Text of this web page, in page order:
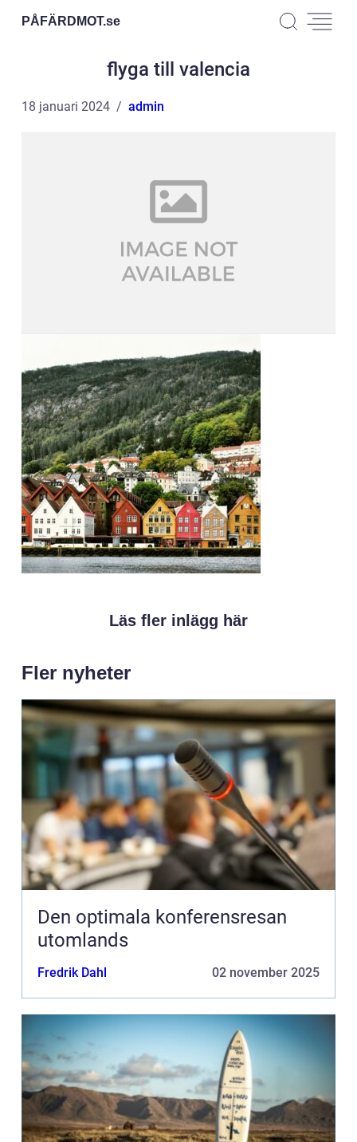
PÅFÄRDMOT.se
flyga till valencia
18 januari 2024 admin
Läs fler inlägg här
Fler nyheter
Den optimala konferensresan
utomlands
Fredrik Dahl 02 november 2025